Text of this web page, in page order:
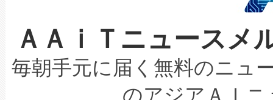
取得できる可能性もあります
設には、3億～4億ドルかか
最高経営責任者（CEO）であ
す。「当社のfully-connected
限を超えて利用可能な電力容
持できるよう貢献します。こ
ービスレベル契約（SLA）違
テリー性能の劣化によるダウ
なレーザースポットにより、
な環境下でも豊かなディテー
キロメートル範囲を検出
LiDAR for Inspections,
ＡＡｉＴニュース
毎朝手元に届く無料のニュ
のアジアＡＩ